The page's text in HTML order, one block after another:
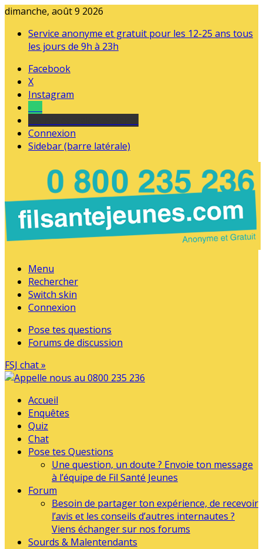
dimanche, août 9 2026
Service anonyme et gratuit pour les 12-25 ans tous
les jours de 9h à 23h
Facebook
X
Instagram
Connexion
Sidebar (barre latérale)
Menu
Rechercher
Switch skin
Connexion
Pose tes questions
Forums de discussion
FSJ chat »
Accueil
Enquêtes
Quiz
Chat
Pose tes Questions
Une question, un doute ? Envoie ton message
à l’équipe de Fil Santé Jeunes
Forum
Besoin de partager ton expérience, de recevoir
l’avis et les conseils d’autres internautes ?
Viens échanger sur nos forums
Sourds & Malentendants